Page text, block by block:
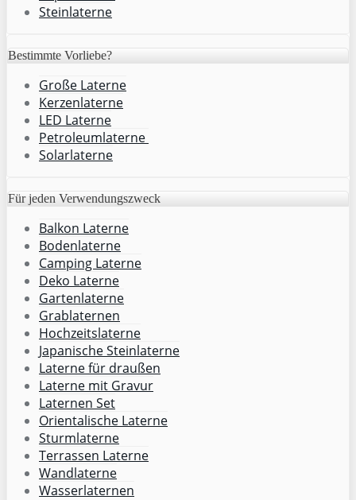
Steinlaterne
Bestimmte Vorliebe?
Große Laterne
Kerzenlaterne
LED Laterne
Petroleumlaterne
Solarlaterne
Für jeden Verwendungszweck
Balkon Laterne
Bodenlaterne
Camping Laterne
Deko Laterne
Gartenlaterne
Grablaternen
Hochzeitslaterne
Japanische Steinlaterne
Laterne für draußen
Laterne mit Gravur
Laternen Set
Orientalische Laterne
Sturmlaterne
Terrassen Laterne
Wandlaterne
Wasserlaternen